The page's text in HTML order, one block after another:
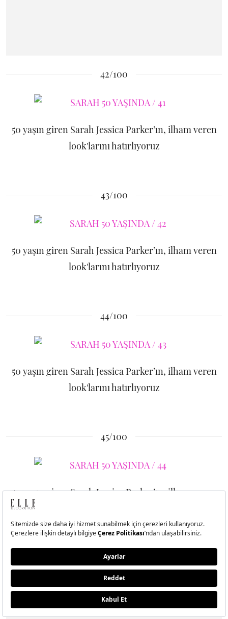
42/100
50 yaşın giren Sarah Jessica Parker’ın, ilham veren
look'larını hatırlıyoruz
43/100
50 yaşın giren Sarah Jessica Parker’ın, ilham veren
look'larını hatırlıyoruz
44/100
50 yaşın giren Sarah Jessica Parker’ın, ilham veren
look'larını hatırlıyoruz
45/100
50 yaşın giren Sarah Jessica Parker’ın, ilham veren